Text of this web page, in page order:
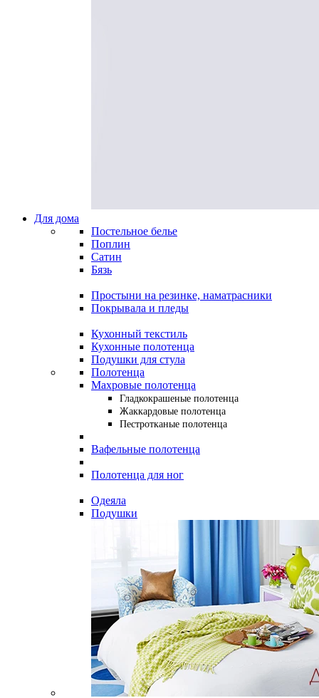
Для дома
Постельное белье
Поплин
Сатин
Бязь
Простыни на резинке, наматрасники
Покрывала и пледы
Кухонный текстиль
Кухонные полотенца
Подушки для стула
Полотенца
Махровые полотенца
Гладкокрашеные полотенца
Жаккардовые полотенца
Пестротканые полотенца
Вафельные полотенца
Полотенца для ног
Одеяла
Подушки